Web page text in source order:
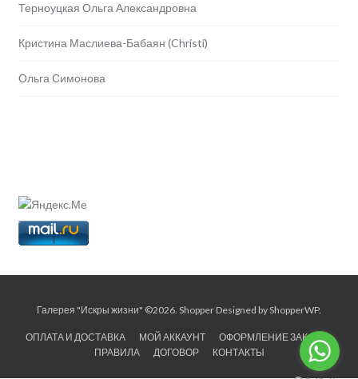
Терноуцкая Ольга Александровна
Кристина Маслиева-Бабаян (Christi)
Ольга Симонова
Галерея "Искры жизни" ©2026. Shopper Designed byShopperWP.
ОПЛАТА И ДОСТАВКА МОЙ АККАУНТ
ОФОРМЛЕНИЕ ЗАКАЗА
ПРАВИЛА
ДОГОВОР КОНТАКТЫ